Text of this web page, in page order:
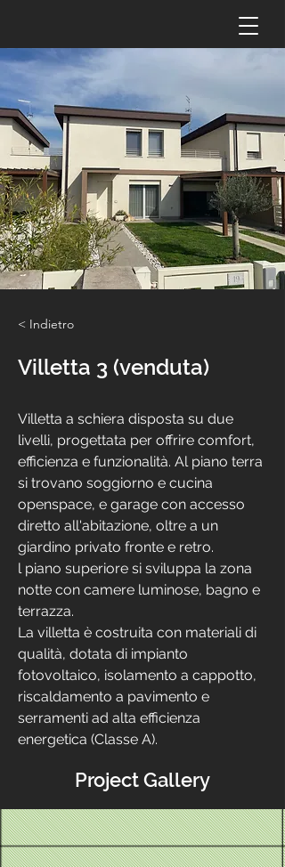
< Indietro
Villetta 3 (venduta)
Villetta a schiera disposta su due
livelli, progettata per offrire comfort,
efficienza e funzionalità. Al piano terra
si trovano soggiorno e cucina
openspace, e garage con accesso
diretto all'abitazione, oltre a un
giardino privato fronte e retro.
l piano superiore si sviluppa la zona
notte con camere luminose, bagno e
terrazza.
La villetta è costruita con materiali di
qualità, dotata di impianto
fotovoltaico, isolamento a cappotto,
riscaldamento a pavimento e
serramenti ad alta efficienza
energetica (Classe A).
Project Gallery